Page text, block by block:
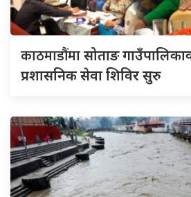
काठमाडौंमासोताङ
प्रशासनिक सेवा शिविर सुरु